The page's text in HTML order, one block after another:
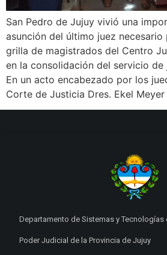
San Pedro de Jujuy vivió una
asunción del último juez
grilla de magistrados del Centro
en la consolidación del servicio de
En un acto encabezado por los
Corte de Justicia Dres. Ekel
Departamento de Sistemas y Tecnologías
Poder Judicial de la Provincia de Jujuy